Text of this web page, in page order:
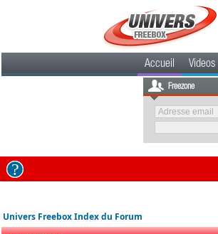
Accueil Videos
Freezone
Univers Freebox Index du Forum